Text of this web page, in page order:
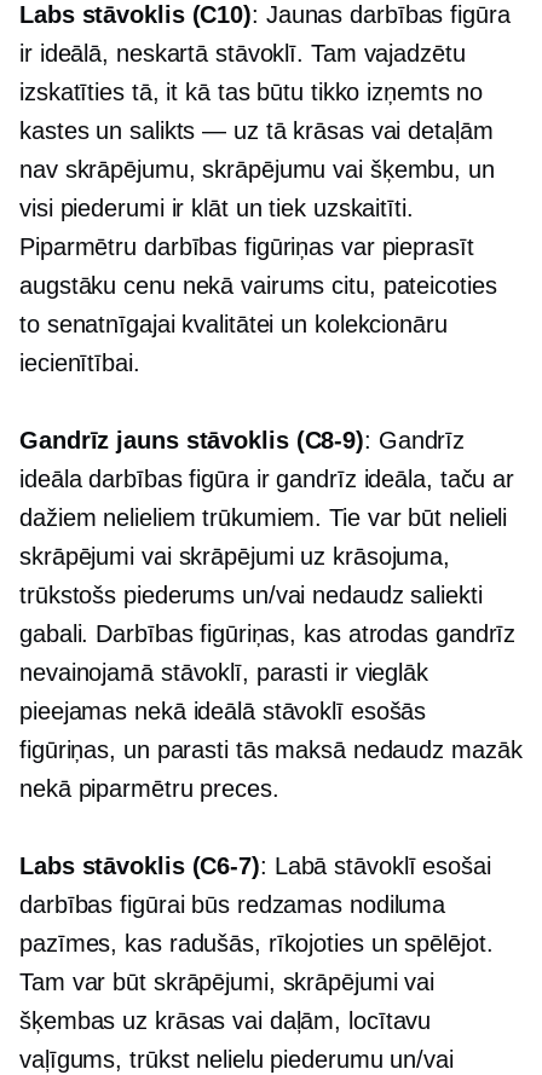
Labs stāvoklis (C10): Jaunas darbības figūra
ir ideālā, neskartā stāvoklī. Tam vajadzētu
izskatīties tā, it kā tas būtu tikko izņemts no
kastes un salikts — uz tā krāsas vai detaļām
nav skrāpējumu, skrāpējumu vai šķembu, un
visi piederumi ir klāt un tiek uzskaitīti.
Piparmētru darbības figūriņas var pieprasīt
augstāku cenu nekā vairums citu, pateicoties
to senatnīgajai kvalitātei un kolekcionāru
iecienītībai.
Gandrīz jauns stāvoklis (C8-9): Gandrīz
ideāla darbības figūra ir gandrīz ideāla, taču ar
dažiem nelieliem trūkumiem. Tie var būt nelieli
skrāpējumi vai skrāpējumi uz krāsojuma,
trūkstošs piederums un/vai nedaudz saliekti
gabali. Darbības figūriņas, kas atrodas gandrīz
nevainojamā stāvoklī, parasti ir vieglāk
pieejamas nekā ideālā stāvoklī esošās
figūriņas, un parasti tās maksā nedaudz mazāk
nekā piparmētru preces.
Labs stāvoklis (C6-7): Labā stāvoklī esošai
darbības figūrai būs redzamas nodiluma
pazīmes, kas radušās, rīkojoties un spēlējot.
Tam var būt skrāpējumi, skrāpējumi vai
šķembas uz krāsas vai daļām, locītavu
vaļīgums, trūkst nelielu piederumu un/vai